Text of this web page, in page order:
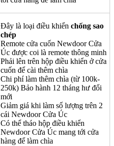
Đây là loại điều khiển chống sao
chép
Remote cửa cuốn Newdoor Cửa
Úc được coi là remote thông minh
Phải lên trên hộp điều khiển ở cửa
cuốn để cài thêm chìa
Chi phí làm thêm chìa (từ 100k-
250k) Bảo hành 12 tháng hư đổi
mới
Giảm giá khi làm số lượng trên 2
cái Newdoor Cửa Úc
Có thể tháo hộp điều khiển
Newdoor Cửa Úc mang tới cửa
hàng để làm chìa